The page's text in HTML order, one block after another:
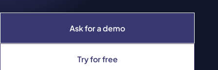
Ask for a demo
Try for free